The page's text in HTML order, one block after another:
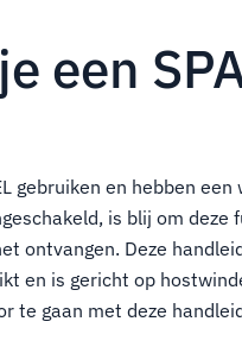
een
gebruiken en hebben
is blij om
ontvangen. Deze
en is gericht op
te gaan met deze